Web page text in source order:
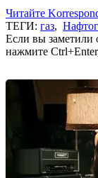
Читайте
ТЕГИ: газ,
Если вы заметили
нажмите